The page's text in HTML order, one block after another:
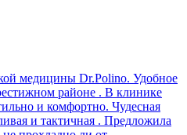
медицины Dr.Polino. Удобное
районе . В клинике
и комфортно. Чудесная
и тактичная . Предложила